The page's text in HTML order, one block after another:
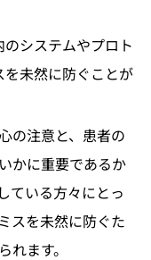
のシステムやプロト
未然に防ぐことが
の注意と、患者の
かに重要であるか
ている方々にとっ
スを未然に防ぐた
ます。